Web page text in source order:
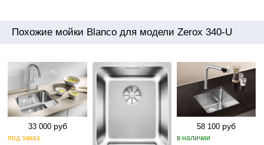
Похожие мойки Blanco для модели Zerox 340-U
33 000 руб
под заказ
58 100 руб
в наличии